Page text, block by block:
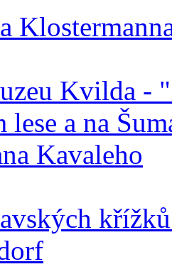
Kvilda -
lese a na
Kavaleho